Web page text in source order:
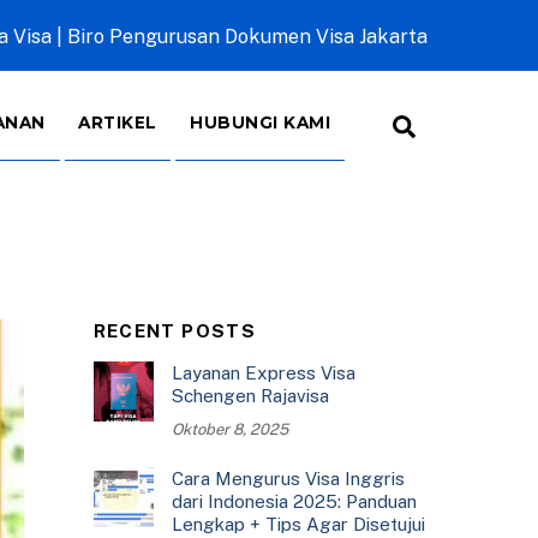
Visa | Biro Pengurusan Dokumen Visa Jakarta
ARTIKEL HUBUNGI KAMI
RECENT POSTS
Layanan Express Visa
Schengen Rajavisa
Oktober 8, 2025
Cara Mengurus Visa Inggris
dari Indonesia 2025: Panduan
Lengkap + Tips Agar Disetujui